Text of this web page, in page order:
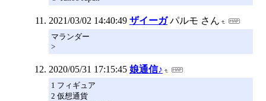
2021/03/02 14:40:49 ザイーガ パルモ さん
マランダー
>
2020/05/31 17:15:45 娘通信♪
1 フィギュア
2 仮想通貨